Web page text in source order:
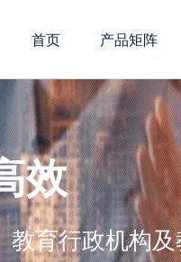
首页 产品矩阵
效
教育行政机构